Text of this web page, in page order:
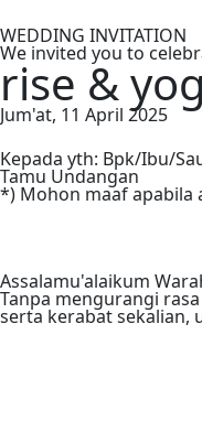
WEDDING INVITATION
We invited you to
rise &
Jum'at, 11 April 2025
Kepada yth: Bpk/Ibu/
Tamu Undangan
*) Mohon maaf apabila
Assalamu'alaikum
Tanpa mengurangi
serta kerabat sekalian,